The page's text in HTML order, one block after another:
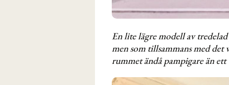
En lite lägre modell av
men som tillsammans med
rummet ändå pampigare än